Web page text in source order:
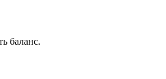
баланс.